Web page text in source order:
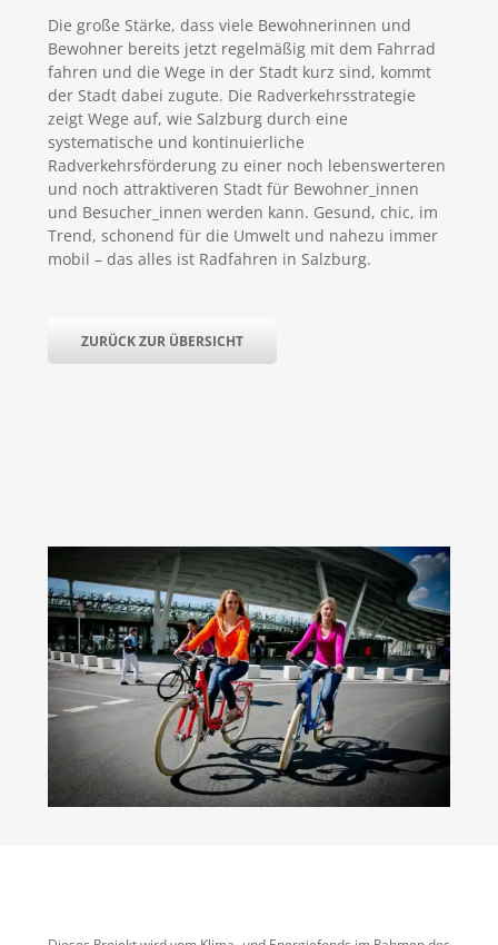
Die große Stärke, dass viele Bewohnerinnen und
Bewohner bereits jetzt regelmäßig mit dem Fahrrad
fahren und die Wege in der Stadt kurz sind, kommt
der Stadt dabei zugute. Die Radverkehrsstrategie
zeigt Wege auf, wie Salzburg durch eine
systematische und kontinuierliche
Radverkehrsförderung zu einer noch lebenswerteren
und noch attraktiveren Stadt für Bewohner_innen
und Besucher_innen werden kann. Gesund, chic, im
Trend, schonend für die Umwelt und nahezu immer
mobil – das alles ist Radfahren in Salzburg.
ZURÜCK ZUR ÜBERSICHT